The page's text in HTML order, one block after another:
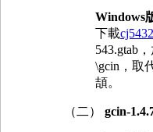
Windows
下載
543.gtab
\gcin，取
頡。
（二） gcin-